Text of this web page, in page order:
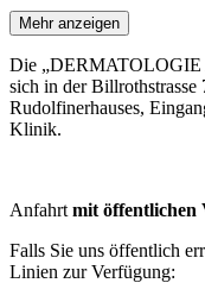
Mehr anzeigen
Die
sich in der Billrothstrasse
Rudolfinerhauses,
Klinik.
Anfahrt mit öffentlichen
Falls Sie uns öffentlich
Linien zur Verfügung: